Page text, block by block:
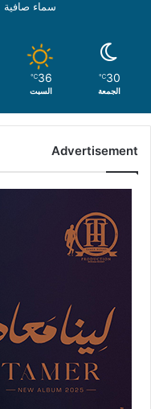
سماء صافية
30
℃
الجمعة
36
℃
السبت
Advertisement